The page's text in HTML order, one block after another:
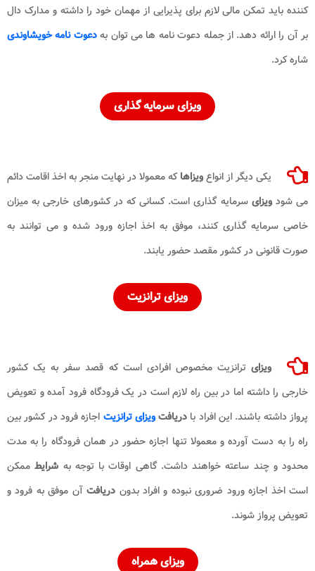
کننده باید تمکن مالی لازم برای پذیرایی از مهمان خود را داشته و مدارک دال
بر آن را ارائه دهد. از جمله دعوت نامه ها می توان بهدعوت نامه خویشاوندی
شاره کرد.
ویزایسرمایه گذاری
یکی دیگر از انواعویزاهاکه معمولا در نهایت منجر به اخذ اقامت دائم
می شودویزایسرمایه گذاری است. کسانی که در کشورهای خارجی به میزان
خاصی سرمایه گذاری کنند، موفق به اخذ اجازه ورود شده و می توانند به
صورت قانونی در کشور مقصد حضور یابند.
ویزایترانزیت
ویزای ترانزیت مخصوص افرادی است که قصد سفر به یک کشور
خارجی را داشته اما در بین راه لازم است در یک فرودگاه فرود آمده و تعویض
پرواز داشته باشند. این افراد با دریافتویزای ترانزیت اجازه فرود در کشور بین
راه را به دست آورده و معمولا تنها اجازه حضور در همان فرودگاه را به مدت
محدود و چند ساعته خواهند داشت. گاهی اوقات با توجه به شرایط ممکن
است اخذ اجازه ورود ضروری نبوده و افراد بدون دریافتآن موفق به فرود و
تعویض پرواز شوند.
ویزایهمراه